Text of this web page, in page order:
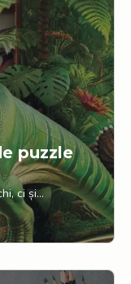
puzzle
ci și…